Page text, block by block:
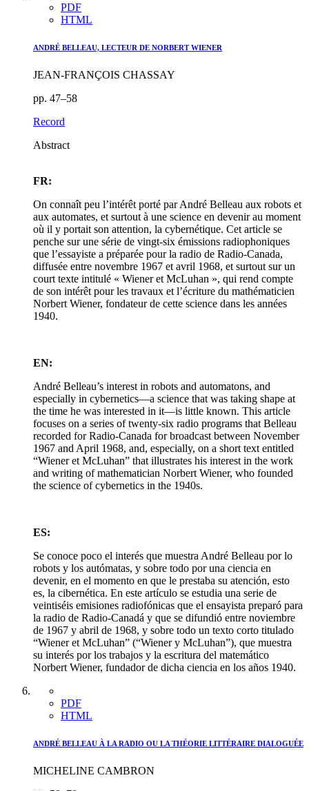
PDF
HTML
ANDRÉ BELLEAU, LECTEUR DE NORBERT WIENER
JEAN-FRANÇOIS CHASSAY
pp. 47–58
Record
Abstract
FR:
On connaît peu l’intérêt porté par André Belleau aux robots et
aux automates, et surtout à une science en devenir au moment
où il y portait son attention, la cybernétique. Cet article se
penche sur une série de vingt-six émissions radiophoniques
que l’essayiste a préparée pour la radio de Radio-Canada,
diffusée entre novembre 1967 et avril 1968, et surtout sur un
court texte intitulé « Wiener et McLuhan », qui rend compte
de son intérêt pour les travaux et l’écriture du mathématicien
Norbert Wiener, fondateur de cette science dans les années
1940.
EN:
André Belleau’s interest in robots and automatons, and
especially in cybernetics—a science that was taking shape at
the time he was interested in it—is little known. This article
focuses on a series of twenty-six radio programs that Belleau
recorded for Radio-Canada for broadcast between November
1967 and April 1968, and, especially, on a short text entitled
“Wiener et McLuhan” that illustrates his interest in the work
and writing of mathematician Norbert Wiener, who founded
the science of cybernetics in the 1940s.
ES:
Se conoce poco el interés que muestra André Belleau por lo
robots y los autómatas, y sobre todo por una ciencia en
devenir, en el momento en que le prestaba su atención, esto
es, la cibernética. En este artículo se estudia una serie de
veintiséis emisiones radiofónicas que el ensayista preparó para
la radio de Radio-Canadá y que se difundió entre noviembre
de 1967 y abril de 1968, y sobre todo un texto corto titulado
“Wiener et McLuhan” (“Wiener y McLuhan”), que muestra
su interés por los trabajos y la escritura del matemático
Norbert Wiener, fundador de dicha ciencia en los años 1940.
PDF
HTML
ANDRÉ BELLEAU À LA RADIO OU LA THÉORIE LITTÉRAIRE DIALOGUÉE
MICHELINE CAMBRON